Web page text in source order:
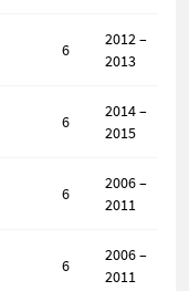
6
2012 –
2013
6
2014 –
2015
6
2006 –
2011
6
2006 –
2011